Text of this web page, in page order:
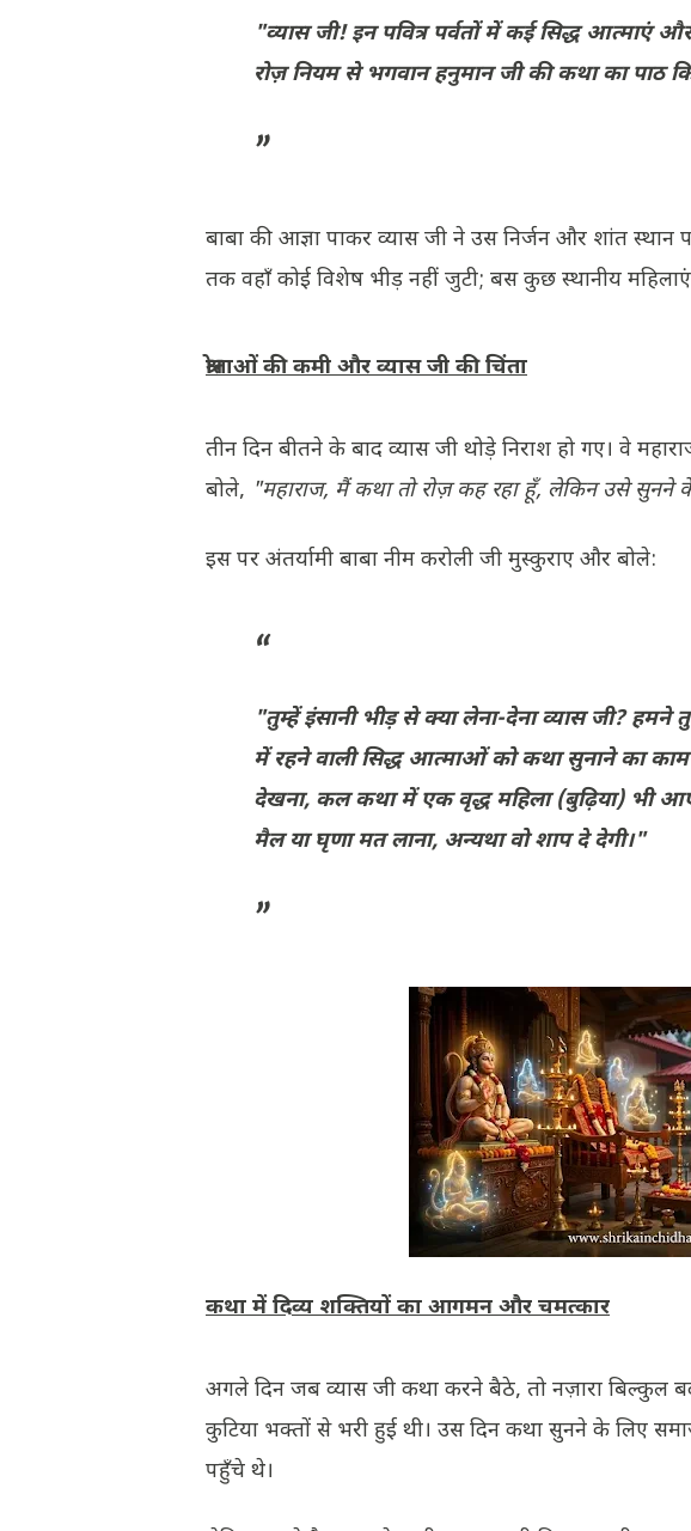
"व्यास जी! इन पवित्र पर्वतों में कई सिद्ध आत्माएं
रोज़ नियम से भगवान हनुमान जी की कथा का पाठ
​बाबा की आज्ञा पाकर व्यास जी ने उस निर्जन और शांत
तक वहाँ कोई विशेष भीड़ नहीं जुटी; बस कुछ स्थानीय
​श्रोताओं की कमी और व्यास जी की चिंता
​तीन दिन बीतने के बाद व्यास जी थोड़े निराश हो गए। वे
बोले, "महाराज, मैं कथा तो रोज़ कह रहा हूँ, लेकिन उसे सुनने
​इस पर अंतर्यामी बाबा नीम करोली जी मुस्कुराए और बोले:
"तुम्हें इंसानी भीड़ से क्या लेना-देना व्यास जी? हमने
में रहने वाली सिद्ध आत्माओं को कथा सुनाने का
देखना, कल कथा में एक वृद्ध महिला (बुढ़िया) भी
मैल या घृणा मत लाना, अन्यथा वो शाप दे देगी।"
​कथा में दिव्य शक्तियों का आगमन और चमत्कार
​अगले दिन जब व्यास जी कथा करने बैठे, तो नज़ारा बिल्कुल
कुटिया भक्तों से भरी हुई थी। उस दिन कथा सुनने के लिए
पहुँचे थे।